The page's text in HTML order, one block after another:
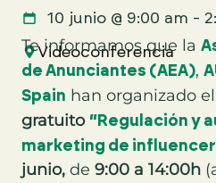
10 junio @ 9:00 am -
Videoconferencia
Te informamos que la
de Anunciantes (AEA),
Spain han organizado el
gratuito “Regulación y
marketing de
junio, de 9:00 a 14:00h